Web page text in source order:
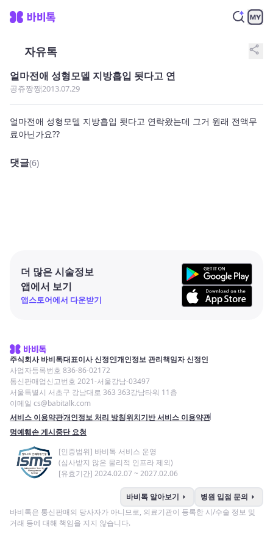
자유톡 share
얼마전애 성형모델 지방흡입 됫다고 연
공쥬짱쨩2013.07.29
얼마전애 성형모델 지방흡입 됫다고 연락왔는데 그거 원래 전액무
료아닌가요??
댓글(6)
더 많은 시술정보
앱에서 보기
앱스토어에서 다운받기
주식회사 바비톡대표이사 신정인개인정보 관리책임자 신정인
사업자등록번호 836-86-02172
통신판매업신고번호 2021-서울강남-03497
서울특별시 서초구 강남대로 363 363강남타워 11층
이메일 cs@babitalk.com
서비스 이용약관개인정보 처리 방침위치기반 서비스 이용약관
명예훼손 게시중단 요청
[인증범위] 바비톡 서비스 운영
(심사받지 않은 물리적 인프라 제외)
[유효기간] 2024.02.07 ~ 2027.02.06
바비톡 알아보기 arrow_right 병원 입점 문의 arrow_right
바비톡은 통신판매의 당사자가 아니므로, 의료기관이 등록한 시/수술 정보 및
거래 등에 대해 책임을 지지 않습니다.